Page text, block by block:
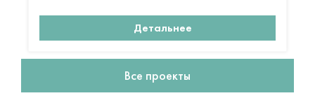
Детальнее
Все проекты